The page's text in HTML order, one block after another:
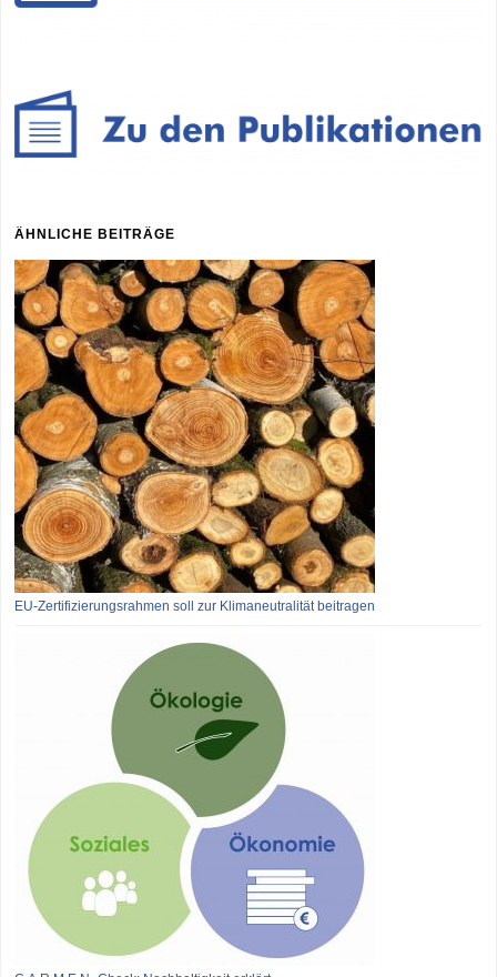
ÄHNLICHE BEITRÄGE
EU-Zertifizierungsrahmen soll zur Klimaneutralität beitragen